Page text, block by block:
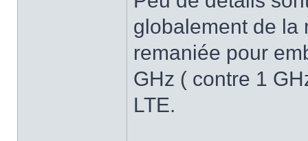
globalement de la
remaniée pour
GHz ( contre 1
LTE.